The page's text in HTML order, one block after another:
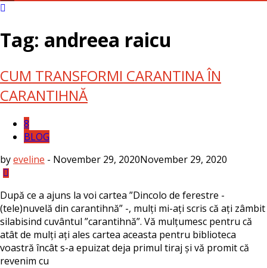
Tag: andreea raicu
CUM TRANSFORMI CARANTINA ÎN
CARANTIHNĂ
8
BLOG
byeveline - November 29, 2020November 29, 2020
După ce a ajuns la voi cartea ”Dincolo de ferestre -
(tele)nuvelă din carantihnă” -, mulți mi-ați scris că ați zâmbit
silabisind cuvântul ”carantihnă”. Vă mulțumesc pentru că
atât de mulți ați ales cartea aceasta pentru biblioteca
voastră încât s-a epuizat deja primul tiraj și vă promit că
revenim cu